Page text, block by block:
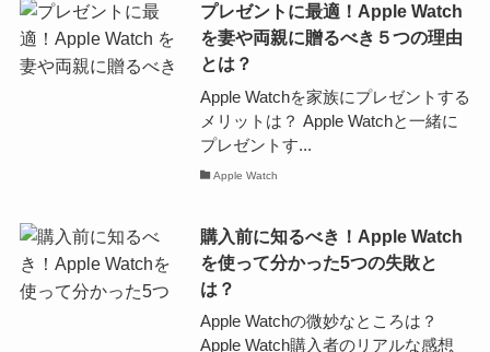
プレゼントに最適！Apple Watch
を妻や両親に贈るべき５つの理由
とは？
Apple Watchを家族にプレゼントする
メリットは？ Apple Watchと一緒に
プレゼントす...
Apple Watch
購入前に知るべき！Apple Watch
を使って分かった5つの失敗と
は？
Apple Watchの微妙なところは？
Apple Watch購入者のリアルな感想